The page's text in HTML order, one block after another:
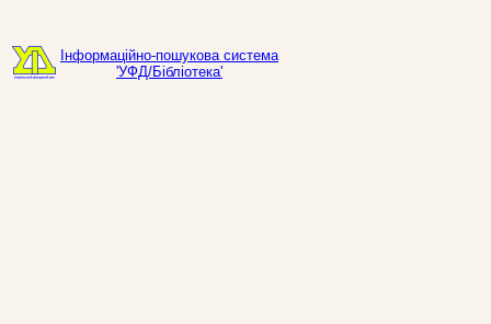
Інформаційно-пошукова система
'УФД/Бібліотека'